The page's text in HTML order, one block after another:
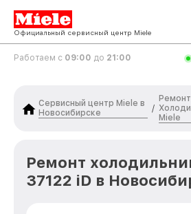
Официальный сервисный центр Miele
Работаем с 09:00 до 21:00
Сервисный центр Miele в
Новосибирске
/
Ремонт
Miele
Ремонт
37122 iD в